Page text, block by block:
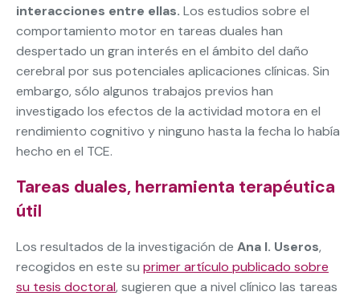
interacciones entre ellas. Los estudios sobre el
comportamiento motor en tareas duales han
despertado un gran interés en el ámbito del daño
cerebral por sus potenciales aplicaciones clínicas. Sin
embargo, sólo algunos trabajos previos han
investigado los efectos de la actividad motora en el
rendimiento cognitivo y ninguno hasta la fecha lo había
hecho en el TCE.
Tareas duales, herramienta terapéutica
útil
Los resultados de la investigación de Ana I. Useros,
recogidos en este su primer artículo publicado sobre
su tesis doctoral, sugieren que a nivel clínico las tareas